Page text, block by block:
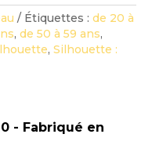
Étiquettes : de 20 à
, de 50 à 59 ans,
, Silhouette :
- Fabriqué en